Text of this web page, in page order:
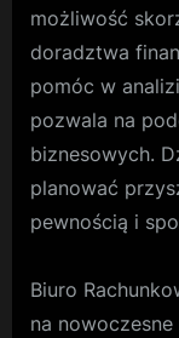
możliwość
doradztwa
pomóc w
pozwala na
biznesowych.
planować
pewnością i
Biuro
na